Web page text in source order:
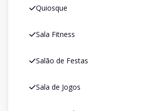
Quiosque
Sala Fitness
Salão de Festas
Sala de Jogos